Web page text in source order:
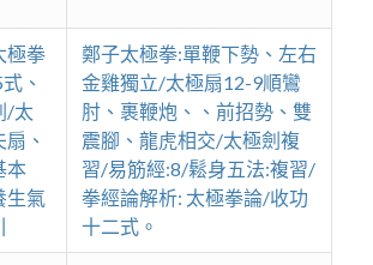
極拳
、
/太
、
本
生氣
鄭子太極拳:單鞭下勢、左右
金雞獨立/太極扇12-9順鸞
肘、裹鞭炮、、前招勢、雙
震腳、龍虎相交/太極劍複
習/易筋經:8/鬆身五法:複習/
拳經論解析: 太極拳論/收功
十二式。